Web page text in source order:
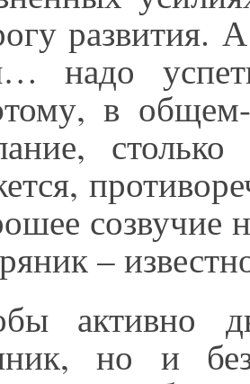
развития.
надо
в
созвучие
–
активно
но и